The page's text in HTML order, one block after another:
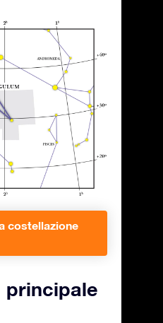
costellazione
principale